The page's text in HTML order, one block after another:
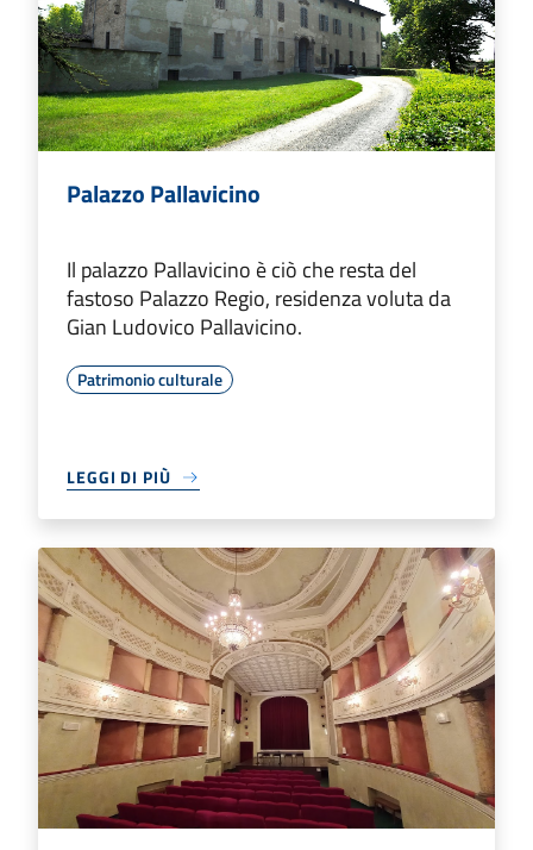
Palazzo Pallavicino
Il palazzo Pallavicino è ciò che resta del
fastoso Palazzo Regio, residenza voluta da
Gian Ludovico Pallavicino.
Patrimonio culturale
LEGGI DI PIÙ